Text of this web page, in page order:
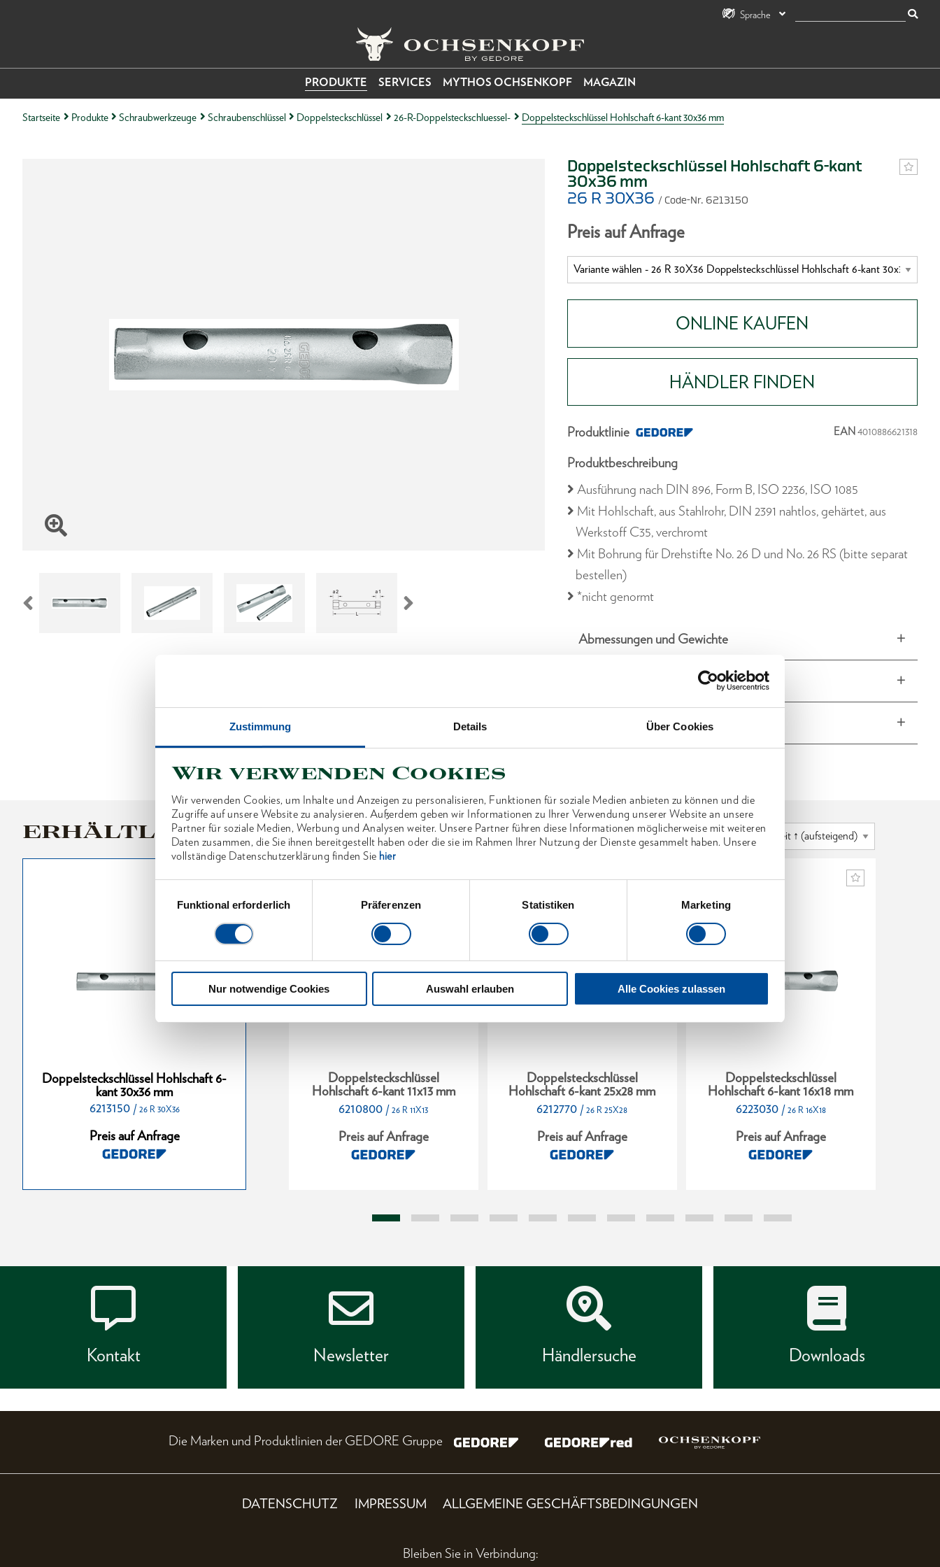
Zustimmung Details Über Cookies
Wir verwenden Cookies
Wir verwenden Cookies, um Inhalte und Anzeigen zu personalisieren, Funktionen für soziale Medien anbieten zu können und die
Zugriffe auf unsere Website zu analysieren. Außerdem geben wir Informationen zu Ihrer Verwendung unserer Website an unsere
Partner für soziale Medien, Werbung und Analysen weiter. Unsere Partner führen diese Informationen möglicherweise mit weiteren
Daten zusammen, die Sie ihnen bereitgestellt haben oder die sie im Rahmen Ihrer Nutzung der Dienste gesammelt haben. Unsere
vollständige Datenschutzerklärung finden Sie hier
Funktional erforderlich
Präferenzen Statistiken Marketing
Nur notwendige Cookies Auswahl erlauben Alle Cookies zulassen
Sprache
PRODUKTE SERVICES MYTHOS OCHSENKOPF MAGAZIN
Startseite Produkte Schraubwerkzeuge Schraubenschlüssel Doppelsteckschlüssel 26-R-Doppelsteckschluessel- Doppelsteckschlüssel Hohlschaft 6-kant 30x36 mm
Doppelsteckschlüssel Hohlschaft 6-kant
30x36 mm
26 R 30X36 / Code-Nr. 6213150
Preis auf Anfrage
ONLINE KAUFEN
HÄNDLER FINDEN
Produktlinie EAN4010886621318
Produktbeschreibung
Ausführung nach DIN 896, Form B, ISO 2236, ISO 1085
Mit Hohlschaft, aus Stahlrohr, DIN 2391 nahtlos, gehärtet, aus
Werkstoff C35, verchromt
Mit Bohrung für Drehstifte No. 26 D und No. 26 RS (bitte separat
bestellen)
*nicht genormt
Abmessungen und Gewichte
Technische Eigenschaften
ERHÄLTLICHE VARIANTEN
Doppelsteckschlüssel Hohlschaft 6-
kant 30x36 mm
6213150 / 26 R 30X36
Preis auf Anfrage
Doppelsteckschlüssel
Hohlschaft 6-kant 36x41 mm
6213310
Preis auf Anfrage
Doppelsteckschlüssel
Hohlschaft 6-kant 11x13 mm
6210800 / 26 R 11X13
Preis auf Anfrage
Doppelsteckschlüssel
Hohlschaft 6-kant 25x28 mm
6212770 / 26 R 25X28
Preis auf Anfrage
Doppelsteckschlüssel
Hohlschaft 6-kant 16x18 mm
6223030 / 26 R 16X18
Preis auf Anfrage
Kontakt Newsletter Händlersuche Downloads
Die Marken und Produktlinien der GEDORE Gruppe
DATENSCHUTZ IMPRESSUM ALLGEMEINE GESCHÄFTSBEDINGUNGEN
Bleiben Sie in Verbindung: